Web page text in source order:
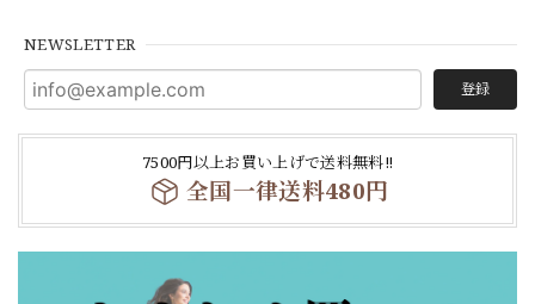
NEWSLETTER
登録
7500円以上お買い上げで送料無料‼
全国一律送料480円